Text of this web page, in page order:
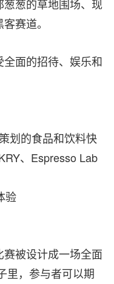
葱的草地围场、现
赛道。
面的招待、娱乐和
划的食品和饮料快
、Espresso Lab
验
被设计成一场全面
里，参与者可以期